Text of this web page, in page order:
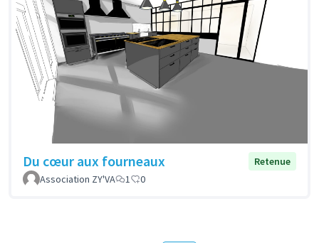
Du cœur aux fourneaux
Retenue
Association ZY'VA
1 0